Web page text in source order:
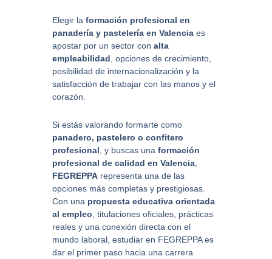
Elegir laformación profesional en
panadería y pastelería en Valencia es
apostar por un sector conalta
empleabilidad , opciones de crecimiento,
posibilidad de internacionalización y la
satisfacción de trabajar con las manos y el
corazón.
Si estás valorando formarte como
panadero, pastelero o confitero
profesional , y buscas unaformación
profesional de calidad en Valencia
FEGREPPA representa una de las
opciones más completas y prestigiosas.
Con una propuesta educativa orientada
al empleo , titulaciones oficiales, prácticas
reales y una conexión directa con el
mundo laboral, estudiar en FEGREPPA es
dar el primer paso hacia una carrera